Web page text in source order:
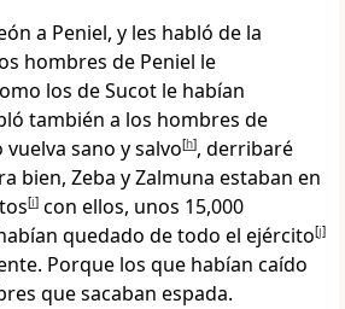
a Peniel, y les habló de la
hombres de Peniel le
los de Sucot le habían
también a los hombres de
vuelva sano y salvo[h], derribaré
bien, Zeba y Zalmuna estaban en
[i] con ellos, unos 15,000
quedado de todo el ejército[j]
Porque los que habían caído
que sacaban espada.